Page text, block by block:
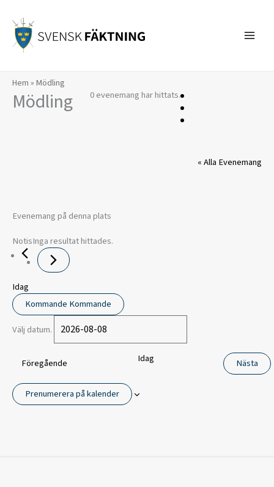
innehåll
Hem » Mödling
0 evenemang har hittats.
Mödling
« Alla Evenemang
Evenemang på denna plats
NotisInga resultat hittades.
Idag
Kommande Kommande
Välj datum.
Föregående Idag Nästa
Prenumerera på kalender